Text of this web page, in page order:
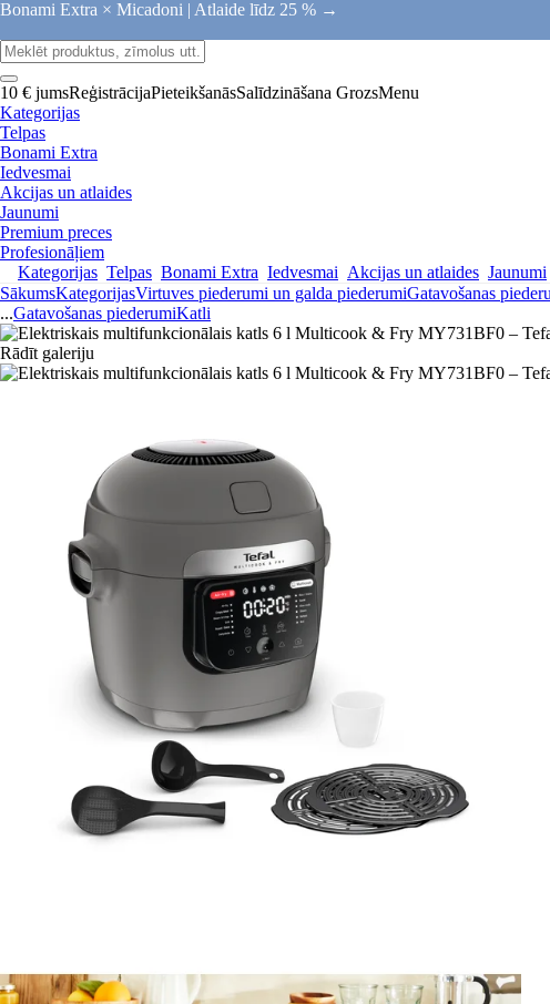
Bonami Extra × Micadoni | Atlaide līdz 25 % →
10 € jumsReģistrācijaPieteikšanāsSalīdzināšana GrozsMenu
Kategorijas
Telpas
Bonami Extra
Iedvesmai
Akcijas un atlaides
Jaunumi
Premium preces
Profesionāļiem
Kategorijas Telpas Bonami Extra Iedvesmai Akcijas un atlaides Jaunumi
SākumsKategorijasVirtuves piederumi un galda piederumiGatavošanas
...Gatavošanas piederumiKatli
Rādīt galeriju